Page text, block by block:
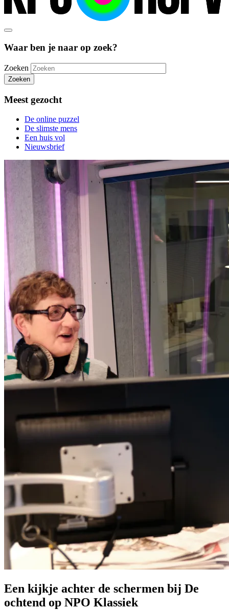
Waar ben je naar op zoek?
Zoeken
Zoeken
Meest gezocht
De online puzzel
De slimste mens
Een huis vol
Nieuwsbrief
Een kijkje achter de schermen bij De
ochtend op NPO Klassiek